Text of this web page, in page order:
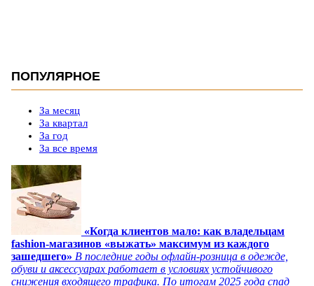
ПОПУЛЯРНОЕ
За месяц
За квартал
За год
За все время
«Когда клиентов мало: как владельцам
fashion-магазинов «выжать» максимум из каждого
зашедшего» В последние годы офлайн-розница в одежде,
обуви и аксессуарах работает в условиях устойчивого
снижения входящего трафика. По итогам 2025 года спад